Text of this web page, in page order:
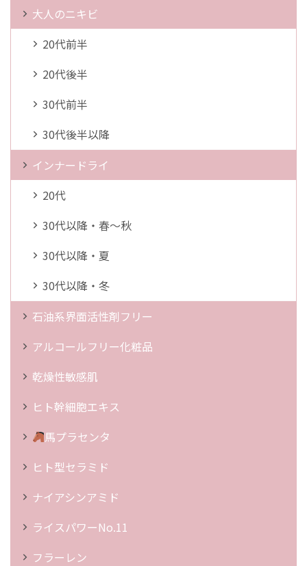
大人のニキビ
20代前半
20代後半
30代前半
30代後半以降
インナードライ
20代
30代以降・春～秋
30代以降・夏
30代以降・冬
石油系界面活性剤フリー
アルコールフリー化粧品
乾燥性敏感肌
ヒト幹細胞エキス
馬プラセンタ
ヒト型セラミド
ナイアシンアミド
ライスパワーNo.11
フラーレン